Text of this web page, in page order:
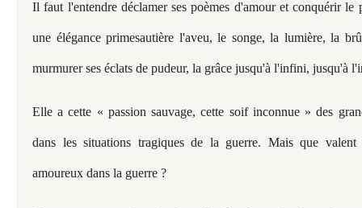
Il faut l'entendre déclamer ses poèmes d'amour et conquérir le
une élégance primesautière l'aveu, le songe, la lumière, la
murmurer ses éclats de pudeur, la grâce jusqu'à l'infini, jusqu'à
Elle a cette « passion sauvage, cette soif inconnue » des
dans les situations tragiques de la guerre. Mais que valent
amoureux dans la guerre ?